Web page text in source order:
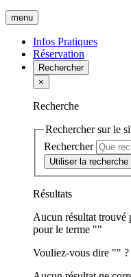
menu
Infos Pratiques
Réservation
Rechercher
×
Recherche
Rechercher sur le
Rechercher
Utiliser la recherche
Résultats
Aucun résultat trouvé
pour le terme ""
Vouliez-vous dire "" ?